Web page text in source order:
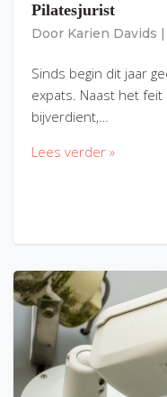
Pilatesjurist
Door Karien Davids
Sinds begin dit jaar
expats. Naast het
bijverdient,…
Lees verder »